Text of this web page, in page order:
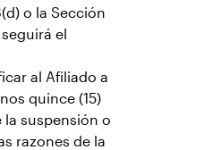
o la Sección
el
al Afiliado a
quince (15)
suspensión o
razones de la